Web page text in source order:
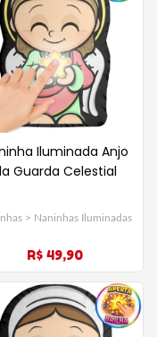
Iluminada Anjo
Guarda Celestial
> Naninhas Iluminadas
R$ 49,90